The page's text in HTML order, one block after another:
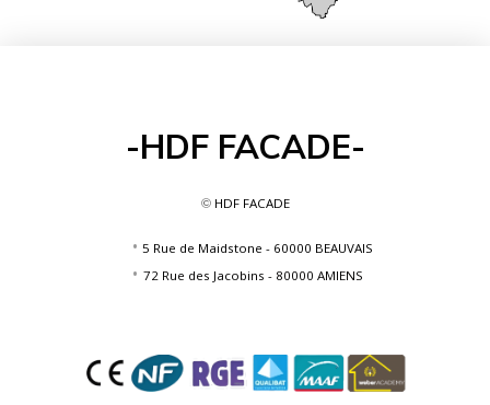
-HDF FACADE-
© HDF FACADE
5 Rue de Maidstone - 60000 BEAUVAIS
72 Rue des Jacobins - 80000 AMIENS